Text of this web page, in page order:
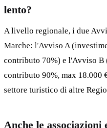
lento?
A livello regionale, i due
Marche: l'Avviso A
contributo 70%) e l'Avviso B
contributo 90%, max 18.000
settore turistico di altre
Anche le associazioni